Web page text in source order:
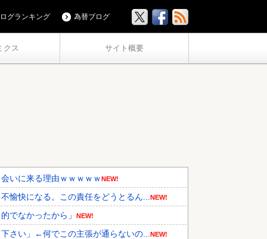
クス サイト概要
グランキング 為替ブログ
いに来る理由ｗｗｗｗｗNEW!
愉快になる。この責任をどうとるん... NEW!
でなかったから」 NEW!
さい」←何でこの主張が通らないの... NEW!